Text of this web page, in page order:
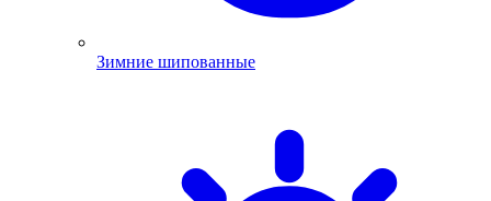
Зимние шипованные